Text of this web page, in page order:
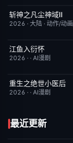
更新至第09集
斩神之凡尘神域Ⅱ
2026 · 大陆 · 动作/动画
完结
江鱼入衍怀
2026 · · AI漫剧
完结
重生之绝世小医后
2026 · · AI漫剧
最近更新